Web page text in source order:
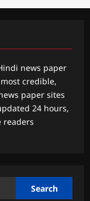
news paper
credible,
paper sites
24 hours,
readers